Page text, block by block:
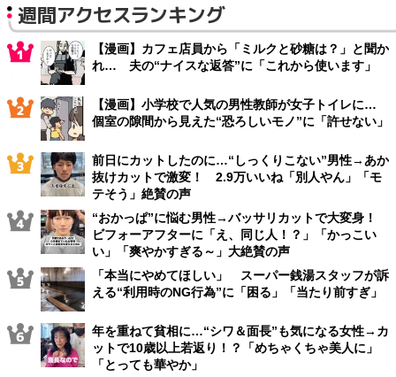
週間アクセスランキング
【漫画】カフェ店員から「ミルクと砂糖は？」と聞か
れ… 夫の“ナイスな返答”に「これから使います」
【漫画】小学校で人気の男性教師が女子トイレに…
個室の隙間から見えた“恐ろしいモノ”に「許せない」
前日にカットしたのに…“しっくりこない”男性→あか
抜けカットで激変！ 2.9万いいね「別人やん」「モ
テそう」絶賛の声
“おかっぱ”に悩む男性→バッサリカットで大変身！
ビフォーアフターに「え、同じ人！？」「かっこい
い」「爽やかすぎる～」大絶賛の声
「本当にやめてほしい」 スーパー銭湯スタッフが訴
える“利用時のNG行為”に「困る」「当たり前すぎ」
年を重ねて貧相に…“シワ＆面長”も気になる女性→カ
ットで10歳以上若返り！？「めちゃくちゃ美人に」
「とっても華やか」